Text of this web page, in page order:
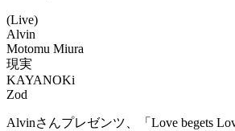
(Live)
Alvin
Motomu Miura
現実
KAYANOKi
Zod
Alvinさんプレゼンツ、「Love begets